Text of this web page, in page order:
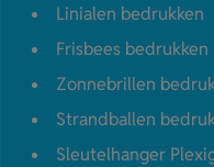
Linialen bedrukken
Frisbees bedrukken
Zonnebrillen
Strandballen
Sleutelhanger